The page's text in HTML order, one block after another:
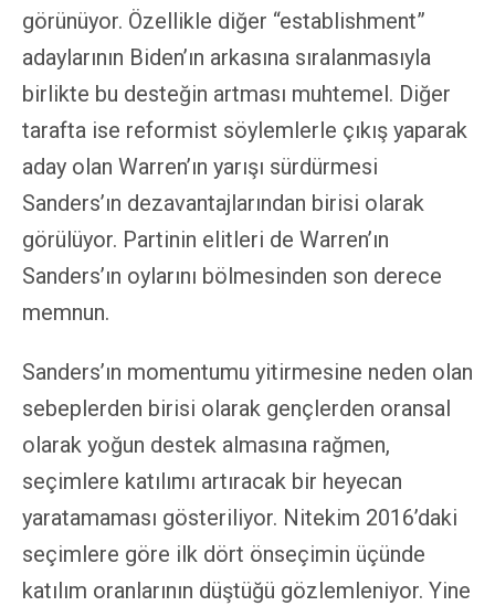
görünüyor. Özellikle diğer “establishment”
adaylarının Biden’ın arkasına sıralanmasıyla
birlikte bu desteğin artması muhtemel. Diğer
tarafta ise reformist söylemlerle çıkış yaparak
aday olan Warren’ın yarışı sürdürmesi
Sanders’ın dezavantajlarından birisi olarak
görülüyor. Partinin elitleri de Warren’ın
Sanders’ın oylarını bölmesinden son derece
memnun.
Sanders’ın momentumu yitirmesine neden olan
sebeplerden birisi olarak gençlerden oransal
olarak yoğun destek almasına rağmen,
seçimlere katılımı artıracak bir heyecan
yaratamaması gösteriliyor. Nitekim 2016’daki
seçimlere göre ilk dört önseçimin üçünde
katılım oranlarının düştüğü gözlemleniyor. Yine